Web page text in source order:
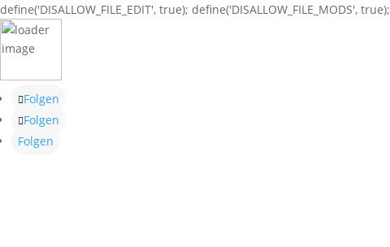
define('DISALLOW_FILE_EDIT', true); define('DISALLOW_FILE_MODS', true);
Folgen
Folgen
Folgen